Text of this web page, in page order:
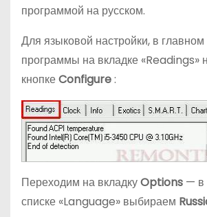
программой на русском.
Для языковой настройки, в главном
программы на вкладке «Readings»
кнопкеConfigure:
Переходим на вкладкуOptions — в
списке «Language» выбираем